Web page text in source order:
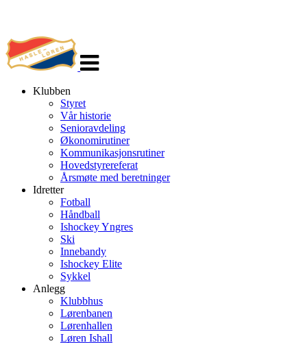
navigasjon
Klubben
Styret
Vår historie
Senioravdeling
Økonomirutiner
Kommunikasjonsrutiner
Hovedstyrereferat
Årsmøte med beretninger
Idretter
Fotball
Håndball
Ishockey Yngres
Ski
Innebandy
Ishockey Elite
Sykkel
Anlegg
Klubbhus
Lørenbanen
Lørenhallen
Løren Ishall